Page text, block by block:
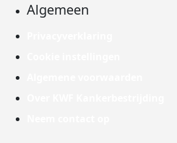
Algemeen